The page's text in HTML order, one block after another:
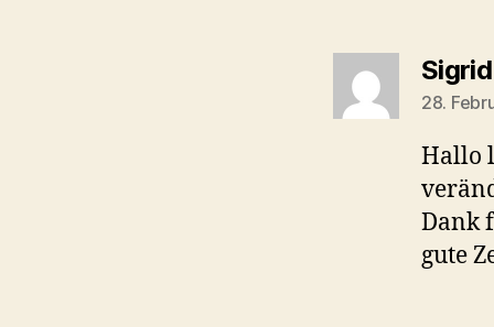
28.
Hallo
Dank
gute